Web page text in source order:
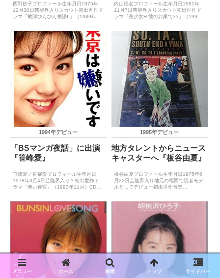
西野妙子プロフィール生年月日1975年
12月30日芸能界入りスカウト初出世作ド
ラマ『教師びんびん物語II』（1989年4
名義1990年6月25日（A級...
内山理名プロフィール生年月日1981年
11月7日芸能界入りスカウト初出世作ド
ラマ『美少女H 彼のお家で××』（1998
（大賞）－ゴールデン・アロー賞受賞歴
－主要映画賞受...
1994年デビュー
「BSマンガ夜話」に出演
『笹峰愛』
笹峰愛／笹峯愛プロフィール生年月日
1978年3月4日芸能界入り？初出世作ド
ラマ『赤い迷宮』（1993年11月）CDデ
人賞）－主要音楽祭受賞歴（大賞）－ゴ
ー...
1995年デビュー
地方タレントからニュース
キャスターへ『板谷由夏』
板谷由夏プロフィール生年月日1975年6
月22日芸能界入り地元の福岡で読者モデ
ルとしてデビュー初出世作音楽
END×YUKAとして主要音楽祭受...
メニュー ホーム 検索 トップ サイドバー